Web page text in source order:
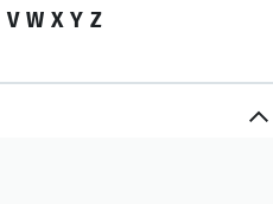
V W X Y Z